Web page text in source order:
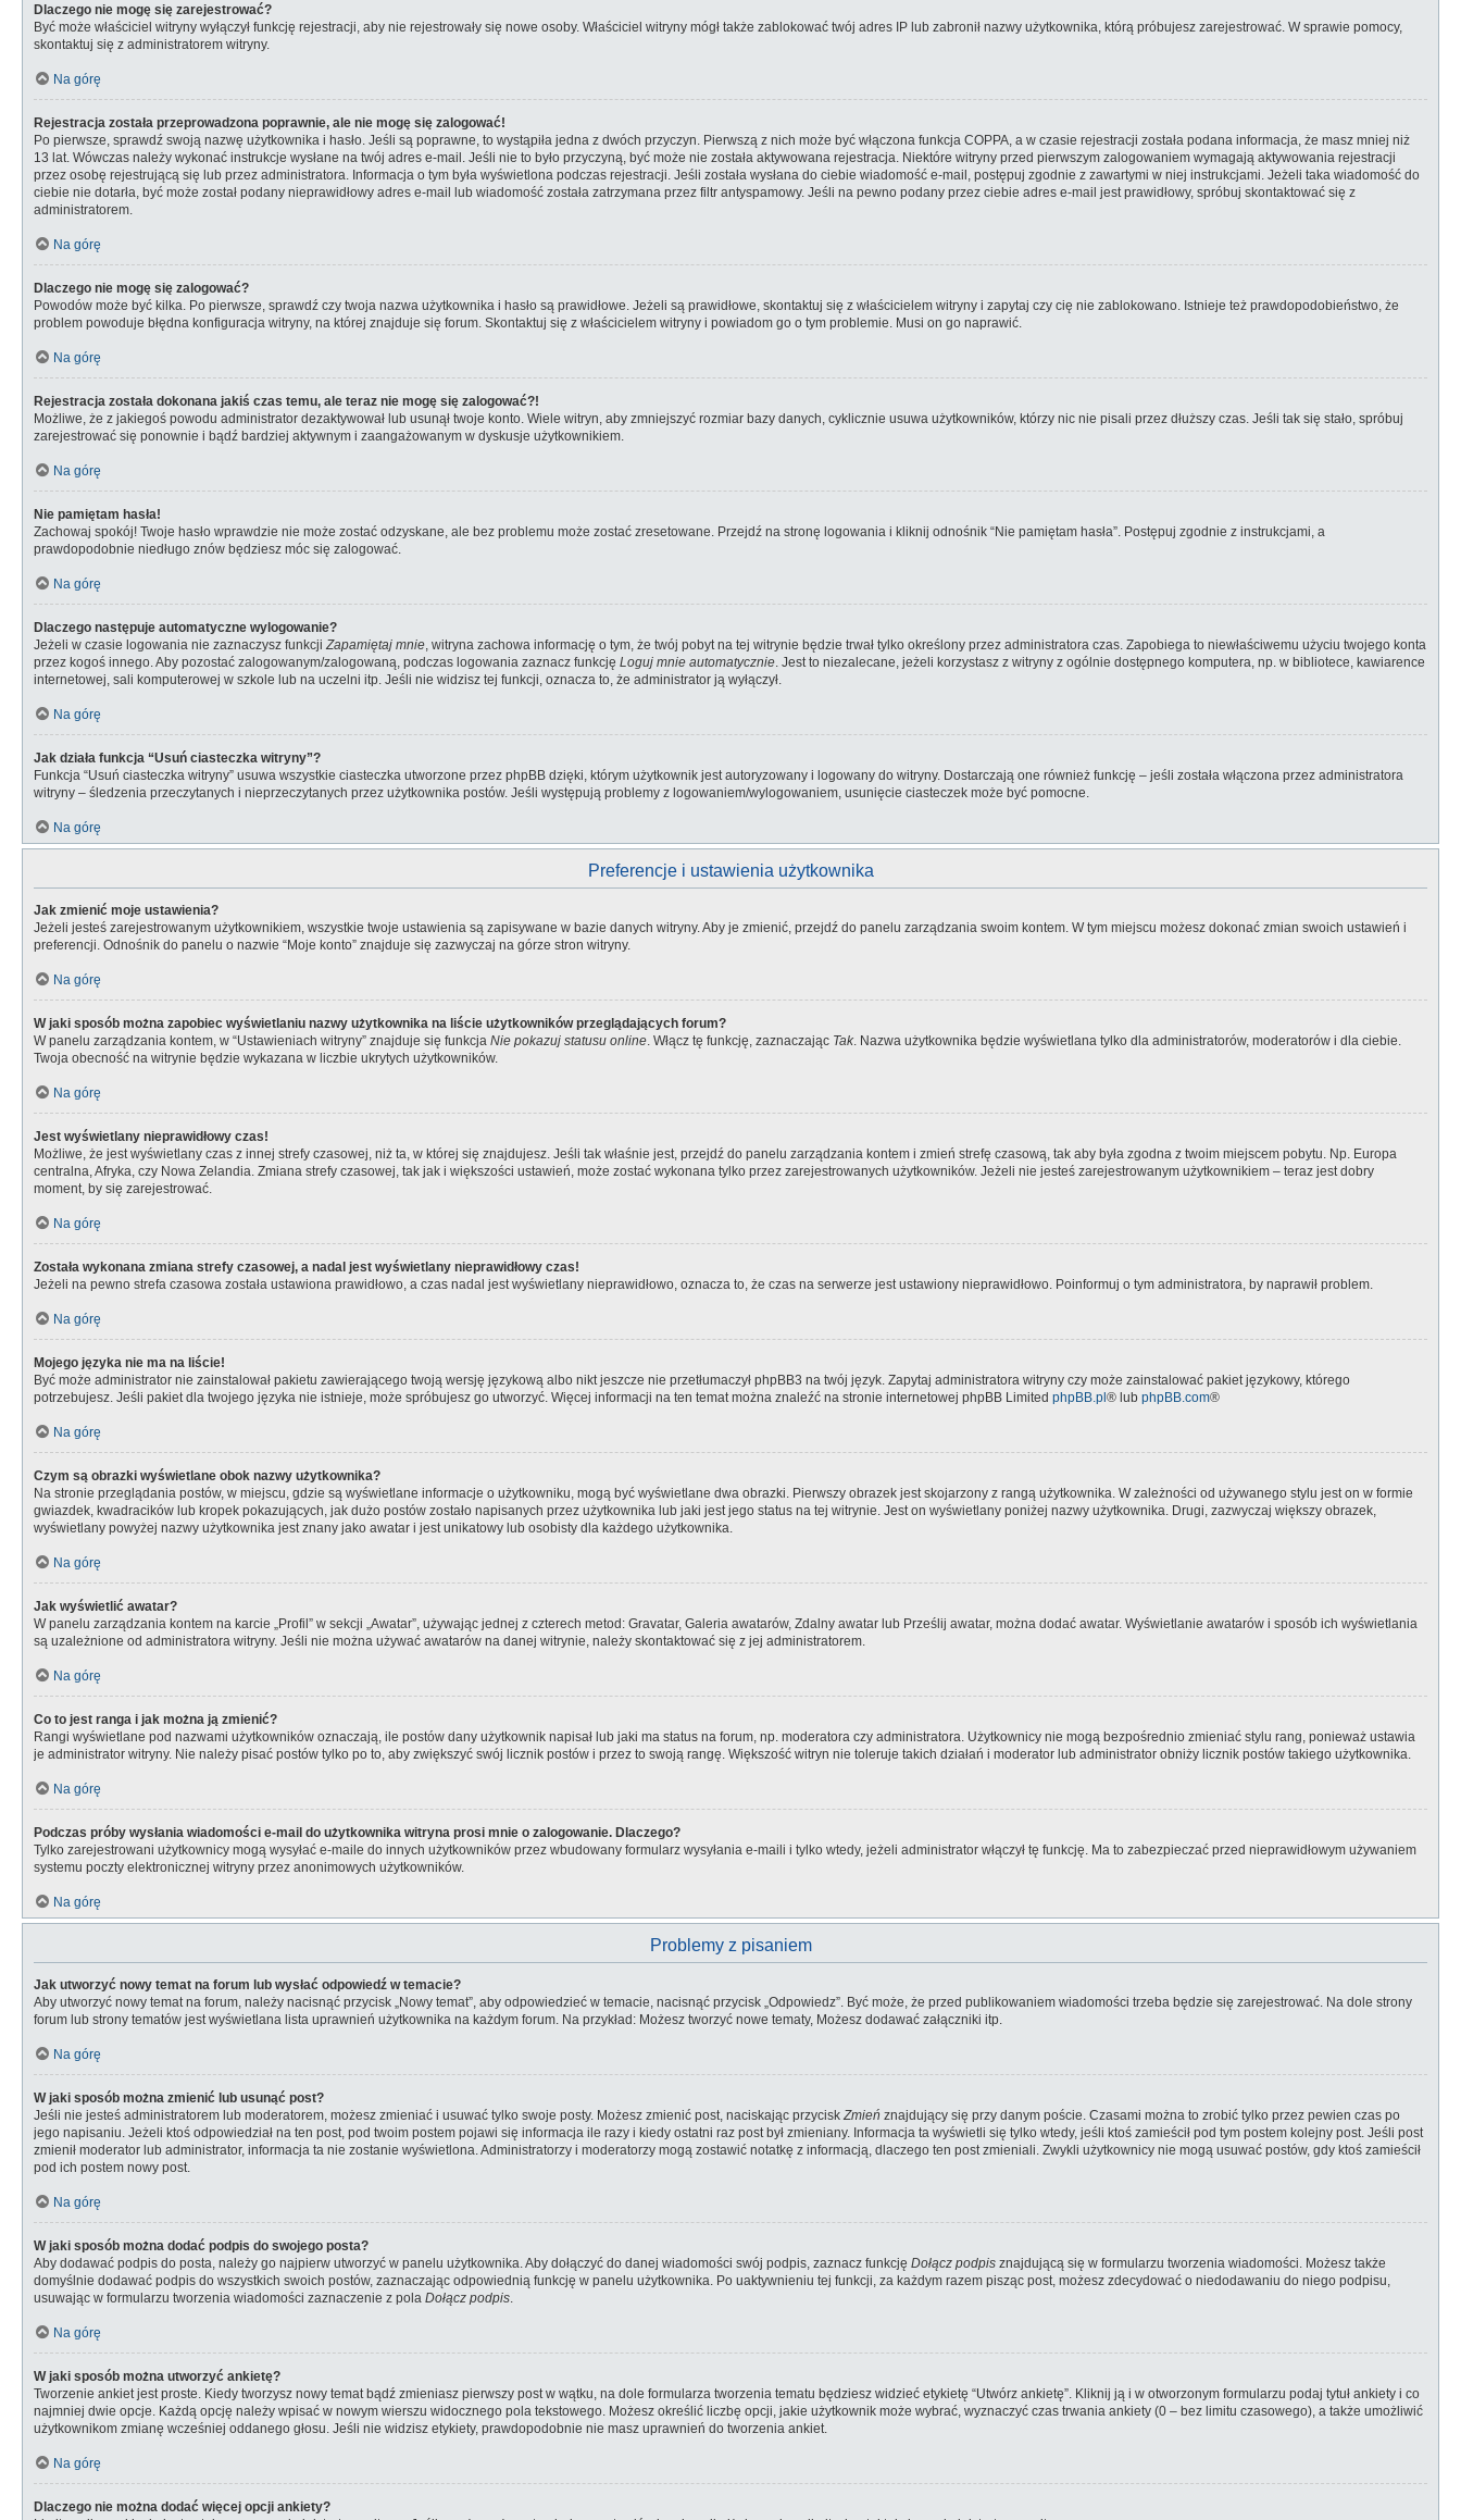
Dlaczego nie mogę się zarejestrować?
Być może właściciel witryny wyłączył funkcję rejestracji, aby nie rejestrowały się nowe osoby. Właściciel witryny mógł także zablokować twój adres IP lub zabronił nazwy użytkownika, którą próbujesz zarejestrować. W sprawie pomocy,
skontaktuj się z administratorem witryny.
Na górę
Rejestracja została przeprowadzona poprawnie, ale nie mogę się zalogować!
Po pierwsze, sprawdź swoją nazwę użytkownika i hasło. Jeśli są poprawne, to wystąpiła jedna z dwóch przyczyn. Pierwszą z nich może być włączona funkcja COPPA, a w czasie rejestracji została podana informacja, że masz mniej niż
13 lat. Wówczas należy wykonać instrukcje wysłane na twój adres e-mail. Jeśli nie to było przyczyną, być może nie została aktywowana rejestracja. Niektóre witryny przed pierwszym zalogowaniem wymagają aktywowania rejestracji
przez osobę rejestrującą się lub przez administratora. Informacja o tym była wyświetlona podczas rejestracji. Jeśli została wysłana do ciebie wiadomość e-mail, postępuj zgodnie z zawartymi w niej instrukcjami. Jeżeli taka wiadomość do
ciebie nie dotarła, być może został podany nieprawidłowy adres e-mail lub wiadomość została zatrzymana przez filtr antyspamowy. Jeśli na pewno podany przez ciebie adres e-mail jest prawidłowy, spróbuj skontaktować się z
administratorem.
Na górę
Dlaczego nie mogę się zalogować?
Powodów może być kilka. Po pierwsze, sprawdź czy twoja nazwa użytkownika i hasło są prawidłowe. Jeżeli są prawidłowe, skontaktuj się z właścicielem witryny i zapytaj czy cię nie zablokowano. Istnieje też prawdopodobieństwo, że
problem powoduje błędna konfiguracja witryny, na której znajduje się forum. Skontaktuj się z właścicielem witryny i powiadom go o tym problemie. Musi on go naprawić.
Na górę
Rejestracja została dokonana jakiś czas temu, ale teraz nie mogę się zalogować?!
Możliwe, że z jakiegoś powodu administrator dezaktywował lub usunął twoje konto. Wiele witryn, aby zmniejszyć rozmiar bazy danych, cyklicznie usuwa użytkowników, którzy nic nie pisali przez dłuższy czas. Jeśli tak się stało, spróbuj
zarejestrować się ponownie i bądź bardziej aktywnym i zaangażowanym w dyskusje użytkownikiem.
Na górę
Nie pamiętam hasła!
Zachowaj spokój! Twoje hasło wprawdzie nie może zostać odzyskane, ale bez problemu może zostać zresetowane. Przejdź na stronę logowania i kliknij odnośnik “Nie pamiętam hasła”. Postępuj zgodnie z instrukcjami, a
prawdopodobnie niedługo znów będziesz móc się zalogować.
Na górę
Dlaczego następuje automatyczne wylogowanie?
Jeżeli w czasie logowania nie zaznaczysz funkcjiZapamiętaj mnie, witryna zachowa informację o tym, że twój pobyt na tej witrynie będzie trwał tylko określony przez administratora czas. Zapobiega to niewłaściwemu użyciu twojego konta
przez kogoś innego. Aby pozostać zalogowanym/zalogowaną, podczas logowania zaznacz funkcję Loguj mnie automatycznie. Jest to niezalecane, jeżeli korzystasz z witryny z ogólnie dostępnego komputera, np. w bibliotece, kawiarence
internetowej, sali komputerowej w szkole lub na uczelni itp. Jeśli nie widzisz tej funkcji, oznacza to, że administrator ją wyłączył.
Na górę
Jak działa funkcja “Usuń ciasteczka witryny”?
Funkcja “Usuń ciasteczka witryny” usuwa wszystkie ciasteczka utworzone przez phpBB dzięki, którym użytkownik jest autoryzowany i logowany do witryny. Dostarczają one również funkcję – jeśli została włączona przez administratora
witryny – śledzenia przeczytanych i nieprzeczytanych przez użytkownika postów. Jeśli występują problemy z logowaniem/wylogowaniem, usunięcie ciasteczek może być pomocne.
Na górę
Preferencje i ustawienia użytkownika
Jak zmienić moje ustawienia?
Jeżeli jesteś zarejestrowanym użytkownikiem, wszystkie twoje ustawienia są zapisywane w bazie danych witryny. Aby je zmienić, przejdź do panelu zarządzania swoim kontem. W tym miejscu możesz dokonać zmian swoich ustawień i
preferencji. Odnośnik do panelu o nazwie “Moje konto” znajduje się zazwyczaj na górze stron witryny.
Na górę
W jaki sposób można zapobiec wyświetlaniu nazwy użytkownika na liście użytkowników przeglądających forum?
W panelu zarządzania kontem, w “Ustawieniach witryny” znajduje się funkcja Nie pokazuj statusu online. Włącz tę funkcję, zaznaczając Tak. Nazwa użytkownika będzie wyświetlana tylko dla administratorów, moderatorów i dla ciebie.
Twoja obecność na witrynie będzie wykazana w liczbie ukrytych użytkowników.
Na górę
Jest wyświetlany nieprawidłowy czas!
Możliwe, że jest wyświetlany czas z innej strefy czasowej, niż ta, w której się znajdujesz. Jeśli tak właśnie jest, przejdź do panelu zarządzania kontem i zmień strefę czasową, tak aby była zgodna z twoim miejscem pobytu. Np. Europa
centralna, Afryka, czy Nowa Zelandia. Zmiana strefy czasowej, tak jak i większości ustawień, może zostać wykonana tylko przez zarejestrowanych użytkowników. Jeżeli nie jesteś zarejestrowanym użytkownikiem – teraz jest dobry
moment, by się zarejestrować.
Na górę
Została wykonana zmiana strefy czasowej, a nadal jest wyświetlany nieprawidłowy czas!
Jeżeli na pewno strefa czasowa została ustawiona prawidłowo, a czas nadal jest wyświetlany nieprawidłowo, oznacza to, że czas na serwerze jest ustawiony nieprawidłowo. Poinformuj o tym administratora, by naprawił problem.
Na górę
Mojego języka nie ma na liście!
Być może administrator nie zainstalował pakietu zawierającego twoją wersję językową albo nikt jeszcze nie przetłumaczył phpBB3 na twój język. Zapytaj administratora witryny czy może zainstalować pakiet językowy, którego
potrzebujesz. Jeśli pakiet dla twojego języka nie istnieje, może spróbujesz go utworzyć. Więcej informacji na ten temat można znaleźć na stronie internetowej phpBB Limited phpBB.pl ® lub phpBB.com®
Na górę
Czym są obrazki wyświetlane obok nazwy użytkownika?
Na stronie przeglądania postów, w miejscu, gdzie są wyświetlane informacje o użytkowniku, mogą być wyświetlane dwa obrazki. Pierwszy obrazek jest skojarzony z rangą użytkownika. W zależności od używanego stylu jest on w formie
gwiazdek, kwadracików lub kropek pokazujących, jak dużo postów zostało napisanych przez użytkownika lub jaki jest jego status na tej witrynie. Jest on wyświetlany poniżej nazwy użytkownika. Drugi, zazwyczaj większy obrazek,
wyświetlany powyżej nazwy użytkownika jest znany jako awatar i jest unikatowy lub osobisty dla każdego użytkownika.
Na górę
Jak wyświetlić awatar?
W panelu zarządzania kontem na karcie „Profil” w sekcji „Awatar”, używając jednej z czterech metod: Gravatar, Galeria awatarów, Zdalny awatar lub Prześlij awatar, można dodać awatar. Wyświetlanie awatarów i sposób ich wyświetlania
są uzależnione od administratora witryny. Jeśli nie można używać awatarów na danej witrynie, należy skontaktować się z jej administratorem.
Na górę
Co to jest ranga i jak można ją zmienić?
Rangi wyświetlane pod nazwami użytkowników oznaczają, ile postów dany użytkownik napisał lub jaki ma status na forum, np. moderatora czy administratora. Użytkownicy nie mogą bezpośrednio zmieniać stylu rang, ponieważ ustawia
je administrator witryny. Nie należy pisać postów tylko po to, aby zwiększyć swój licznik postów i przez to swoją rangę. Większość witryn nie toleruje takich działań i moderator lub administrator obniży licznik postów takiego użytkownika.
Na górę
Podczas próby wysłania wiadomości e-mail do użytkownika witryna prosi mnie o zalogowanie. Dlaczego?
Tylko zarejestrowani użytkownicy mogą wysyłać e-maile do innych użytkowników przez wbudowany formularz wysyłania e-maili i tylko wtedy, jeżeli administrator włączył tę funkcję. Ma to zabezpieczać przed nieprawidłowym używaniem
systemu poczty elektronicznej witryny przez anonimowych użytkowników.
Na górę
Problemy z pisaniem
Jak utworzyć nowy temat na forum lub wysłać odpowiedź w temacie?
Aby utworzyć nowy temat na forum, należy nacisnąć przycisk „Nowy temat”, aby odpowiedzieć w temacie, nacisnąć przycisk „Odpowiedz”. Być może, że przed publikowaniem wiadomości trzeba będzie się zarejestrować. Na dole strony
forum lub strony tematów jest wyświetlana lista uprawnień użytkownika na każdym forum. Na przykład: Możesz tworzyć nowe tematy, Możesz dodawać załączniki itp.
Na górę
W jaki sposób można zmienić lub usunąć post?
Jeśli nie jesteś administratorem lub moderatorem, możesz zmieniać i usuwać tylko swoje posty. Możesz zmienić post, naciskając przyciskZmień znajdujący się przy danym poście. Czasami można to zrobić tylko przez pewien czas po
jego napisaniu. Jeżeli ktoś odpowiedział na ten post, pod twoim postem pojawi się informacja ile razy i kiedy ostatni raz post był zmieniany. Informacja ta wyświetli się tylko wtedy, jeśli ktoś zamieścił pod tym postem kolejny post. Jeśli post
zmienił moderator lub administrator, informacja ta nie zostanie wyświetlona. Administratorzy i moderatorzy mogą zostawić notatkę z informacją, dlaczego ten post zmieniali. Zwykli użytkownicy nie mogą usuwać postów, gdy ktoś zamieścił
pod ich postem nowy post.
Na górę
W jaki sposób można dodać podpis do swojego posta?
Aby dodawać podpis do posta, należy go najpierw utworzyć w panelu użytkownika. Aby dołączyć do danej wiadomości swój podpis, zaznacz funkcję Dołącz podpis znajdującą się w formularzu tworzenia wiadomości. Możesz także
domyślnie dodawać podpis do wszystkich swoich postów, zaznaczając odpowiednią funkcję w panelu użytkownika. Po uaktywnieniu tej funkcji, za każdym razem pisząc post, możesz zdecydować o niedodawaniu do niego podpisu,
usuwając w formularzu tworzenia wiadomości zaznaczenie z pola Dołącz podpis.
Na górę
W jaki sposób można utworzyć ankietę?
Tworzenie ankiet jest proste. Kiedy tworzysz nowy temat bądź zmieniasz pierwszy post w wątku, na dole formularza tworzenia tematu będziesz widzieć etykietę “Utwórz ankietę”. Kliknij ją i w otworzonym formularzu podaj tytuł ankiety i co
najmniej dwie opcje. Każdą opcję należy wpisać w nowym wierszu widocznego pola tekstowego. Możesz określić liczbę opcji, jakie użytkownik może wybrać, wyznaczyć czas trwania ankiety (0 – bez limitu czasowego), a także umożliwić
użytkownikom zmianę wcześniej oddanego głosu. Jeśli nie widzisz etykiety, prawdopodobnie nie masz uprawnień do tworzenia ankiet.
Na górę
Dlaczego nie można dodać więcej opcji ankiety?